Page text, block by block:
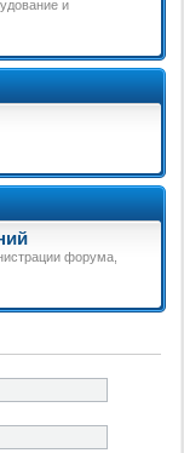
и
форума,